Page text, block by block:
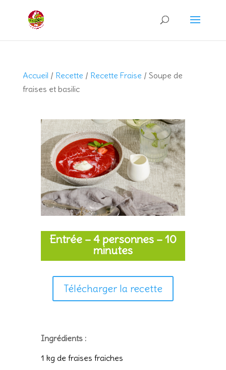
Recherche
produits
Accueil / Recette / Recette Fraise / Soupe de
fraises et basilic
Entrée – 4 personnes – 10
minutes
Télécharger la recette
Ingrédients :
1 kg de fraises fraiches